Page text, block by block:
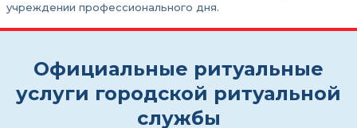
учреждении профессионального дня.
Официальные ритуальные
услуги городской ритуальной
службы